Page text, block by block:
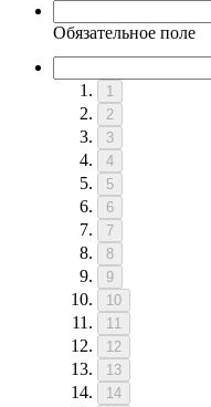
Обязательное поле
1
2
3
4
5
6
7
8
9
10
11
12
13
14